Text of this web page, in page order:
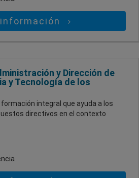
y Dirección de
y Tecnología de los
integral que ayuda a los
directivos en el contexto